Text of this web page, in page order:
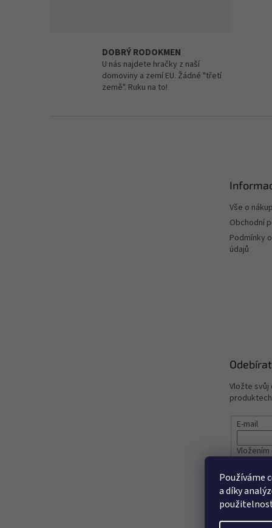
Používáme
a díky
DOBRÝ RODOKMEN
U nás najdete hračky z naší
domoviny a zemí EU. Žádné "třetí
země". Ruku na to!
Vše o
Obchodní
Podmínky
údajů
Vložte svůj
E-mail